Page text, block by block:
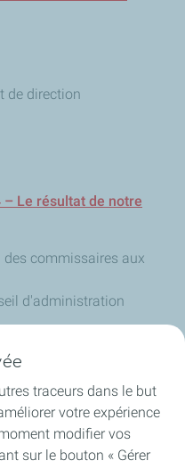
de direction
Le résultat de notre
des commissaires aux
d'administration
traceurs dans le but
votre expérience
modifier vos
sur le bouton « Gérer